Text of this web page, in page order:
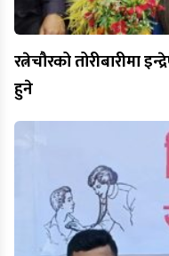
रत्नेचौरको तोरीबारीमा
हुने